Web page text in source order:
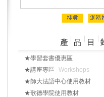
★學習套書優惠區
★講座專區
Workshops
★師大法語中心使用教材
★歌德學院使用教材